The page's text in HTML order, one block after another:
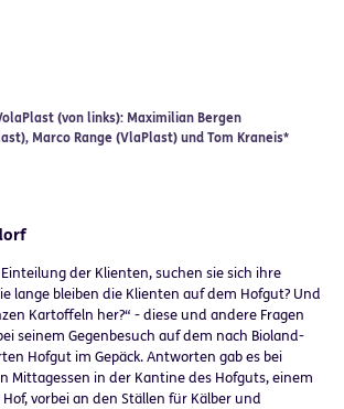
(von links): Maximilian Bergen
Marco Range (VlaPlast) und Tom Kraneis*
der Klienten, suchen sie sich ihre
lange bleiben die Klienten auf dem Hofgut? Und
Kartoffeln her?“ - diese und andere Fragen
seinem Gegenbesuch auf dem nach Bioland-
Hofgut im Gepäck. Antworten gab es bei
Mittagessen in der Kantine des Hofguts, einem
vorbei an den Ställen für Kälber und